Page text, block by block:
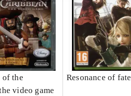
of the
video game
Resonance of fate